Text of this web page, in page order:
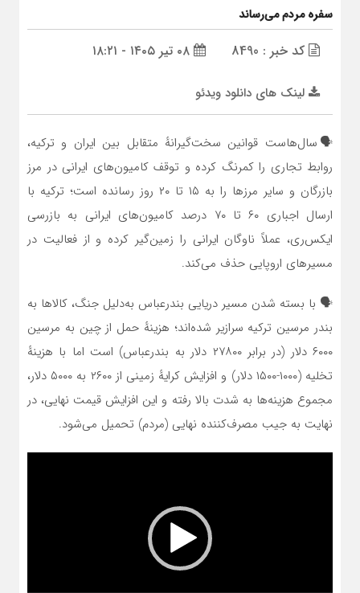
سفره مردم می‌رساند
کد خبر : 8490
لینک های دانلود ویدئو
🗣️سال‌هاست قوانین سخت‌گیرانهٔ متقابل بین ایران و ترکیه،
روابط تجاری را کمرنگ کرده و توقف کامیون‌های ایرانی در مرز
بازرگان و سایر مرزها را به ۱۵ تا ۲۰ روز رسانده است؛ ترکیه با
ارسال اجباری ۶۰ تا ۷۰ درصد کامیون‌های ایرانی به بازرسی
ایکس‌ری، عملاً ناوگان ایرانی را زمین‌گیر کرده و از فعالیت در
مسیرهای اروپایی حذف می‌کند.
🗣️ با بسته شدن مسیر دریایی بندرعباس به‌دلیل جنگ، کالاها به
بندر مرسین ترکیه سرازیر شده‌اند؛ هزینهٔ حمل از چین به مرسین
۶۰۰۰ دلار (در برابر ۲۷۸۰۰ دلار به بندرعباس) است اما با هزینهٔ
تخلیه (۱۰۰۰-۱۵۰۰ دلار) و افزایش کرایهٔ زمینی از ۲۶۰۰ به ۵۰۰۰ دلار،
مجموع هزینه‌ها به شدت بالا رفته و این افزایش قیمت نهایی، در
نهایت به جیب مصرف‌کننده نهایی (مردم) تحمیل می‌شود.